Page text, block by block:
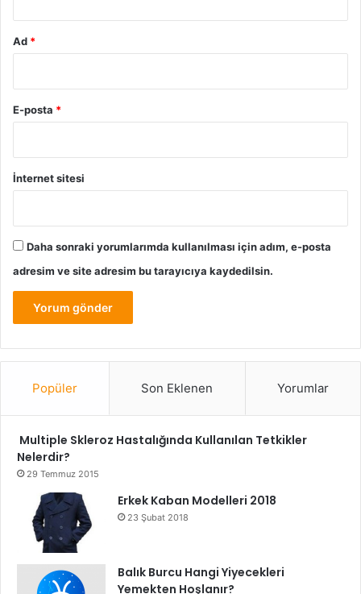
Ad *
E-posta *
İnternet sitesi
Daha sonraki yorumlarımda kullanılması için adım, e-posta
adresim ve site adresim bu tarayıcıya kaydedilsin.
Popüler Son Eklenen Yorumlar
Multiple Skleroz Hastalığında Kullanılan Tetkikler
Nelerdir?
29 Temmuz 2015
Erkek Kaban Modelleri 2018
23 Şubat 2018
Balık Burcu Hangi Yiyecekleri
Yemekten Hoşlanır?